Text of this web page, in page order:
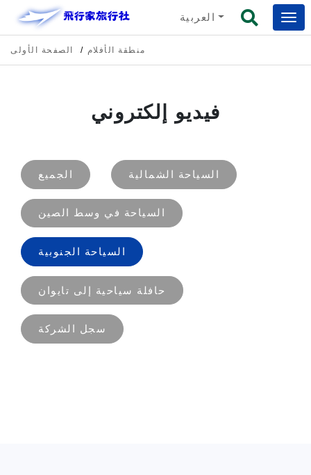
العربية
الصفحة الأولى منطقة الأفلام
فيديو إلكتروني
الجميع السياحة الشمالية
السياحة في وسط الصين
السياحة الجنوبية
حافلة سياحية إلى تايوان
سجل الشركة